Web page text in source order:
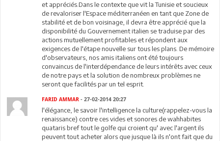
et appréciés.Dans le contexte que vit la Tunisie et soucieux
de revaloriser l'Espace méditerranéen en tant que Zone de
stabilité et de bon voisinage, il devra être apprécié que la
disponibilité du Gouvernement italien se traduise par des
actions mutuellement profitables et répondent aux
exigences de l'étape nouvelle sur tous les plans. De mémoire
d'observateurs, nos amis italiens ont été toujours
convaincus de l'interdépendance de leurs intérêts avec ceux
de notre pays et la solution de nombreux problèmes ne
seront que facilités par un tel esprit.
FARID AMMAR - 27-02-2014 20:27
l'élégance, le savoir l'intelligence la culture(rappelez-vous la
renaissance) contre ces vides et sonores de wahhabites
quataris bref tout le golfe qui croient qu' avec l'argent ils
peuvent tout acheter alors que jusque là ils n'ont fait que du